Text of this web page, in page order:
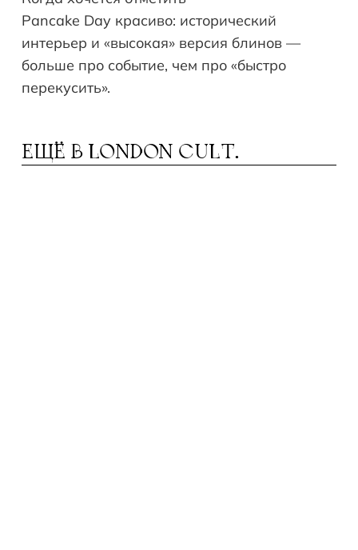
Pancake Day красиво: исторический
интерьер и «высокая» версия блинов —
больше про событие, чем про «быстро
перекусить».
ЕЩЁ В LONDON CULT.